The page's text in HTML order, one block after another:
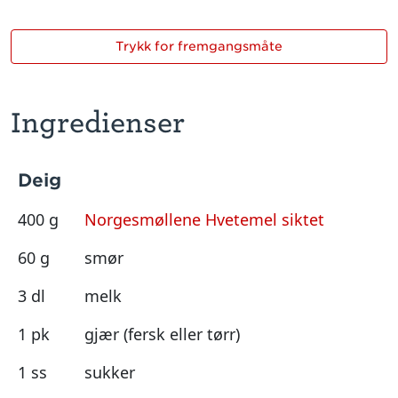
Ingredienser
Deig
400 g
Norgesmøllene Hvetemel siktet
60 g
smør
3 dl
melk
1 pk
gjær (fersk eller tørr)
1 ss
sukker
Trykk for fremgangsmåte